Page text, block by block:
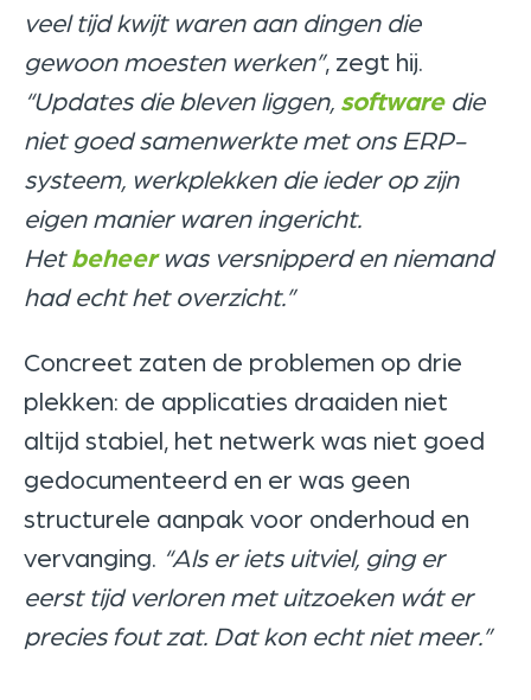
veel tijd kwijt waren aan dingen die
gewoon moesten werken”, zegt hij.
“Updates die bleven liggen, softwaredie
niet goed samenwerkte met ons ERP-
systeem, werkplekken die ieder op zijn
eigen manier waren ingericht.
Hetbeheerwas versnipperd en niemand
had echt het overzicht.”
Concreet zaten de problemen op drie
plekken: de applicaties draaiden niet
altijd stabiel, het netwerk was niet goed
gedocumenteerd en er was geen
structurele aanpak voor onderhoud en
vervanging. “Als er iets uitviel, ging er
eerst tijd verloren met uitzoeken wát er
precies fout zat. Dat kon echt niet meer.”